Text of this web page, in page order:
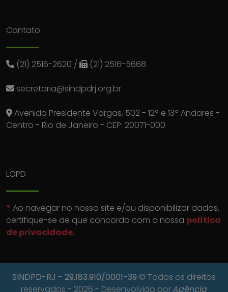
Contato
(21) 2516-2620 / (21) 2516-5668
secretaria@sindpdrj.org.br
Avenida Presidente Vargas, 502 - 12º e 13º Andares -
Centro - Rio de Janeiro - CEP: 20071-000
LGPD
* Ao navegar no nosso site e/ou disponibilizar dados,
certifique-se de que concorda com a nossa política
de privacidade.
SINDPD-RJ - 29.183.910/0001-39 © Todos os direitos
reservados - 2026 - Desenvolvido porAgência